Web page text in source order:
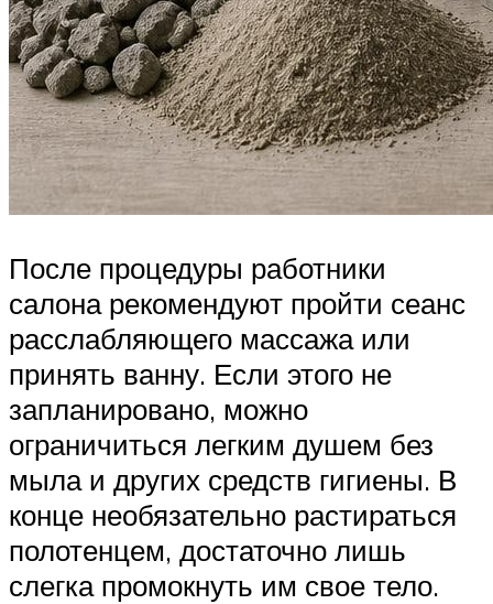
После процедуры работники
салона рекомендуют пройти сеанс
расслабляющего массажа или
принять ванну. Если этого не
запланировано, можно
ограничиться легким душем без
мыла и других средств гигиены. В
конце необязательно растираться
полотенцем, достаточно лишь
слегка промокнуть им свое тело.